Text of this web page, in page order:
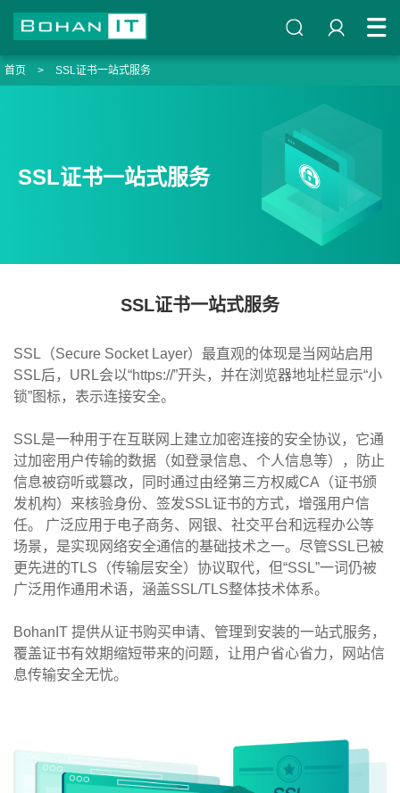
首页 > SSL证书一站式服务
SSL证书一站式服务
SSL证书一站式服务
SSL（Secure Socket Layer）最直观的体现是当网站启用
SSL后，URL会以“https://”开头，并在浏览器地址栏显示“小
锁”图标，表示连接安全。
SSL是一种用于在互联网上建立加密连接的安全协议，它通
过加密用户传输的数据（如登录信息、个人信息等），防止
信息被窃听或篡改，同时通过由经第三方权威CA（证书颁
发机构）来核验身份、签发SSL证书的方式，增强用户信
任。 广泛应用于电子商务、网银、社交平台和远程办公等
场景，是实现网络安全通信的基础技术之一。尽管SSL已被
更先进的TLS（传输层安全）协议取代，但“SSL”一词仍被
广泛用作通用术语，涵盖SSL/TLS整体技术体系。
BohanIT 提供从证书购买申请、管理到安装的一站式服务，
覆盖证书有效期缩短带来的问题，让用户省心省力，网站信
息传输安全无忧。